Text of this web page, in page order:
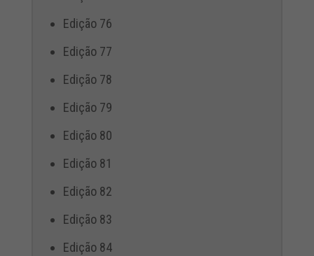
Edição 76
Edição 77
Edição 78
Edição 79
Edição 80
Edição 81
Edição 82
Edição 83
Edição 84